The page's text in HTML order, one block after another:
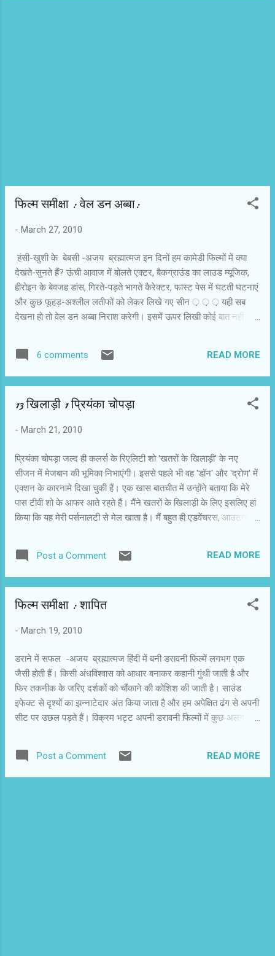
फिल्‍म समीक्षा : वेल डन अब्बा:
- March 27, 2010
हंसी-खुशी के बेबसी -अजय ब्रह्मात्‍मज इन दिनों हम कामेडी फिल्मों में क्या
देखते-सुनते हैं? ऊंची आवाज में बोलते एक्टर, बैकग्राउंड का लाउड म्यूजिक,
हीरोइन के बेवजह डांस, गिरते-पड़ते भागते कैरेक्टर, फास्ट पेस में घटती घटनाएं
और कुछ फूहड़-अश्लील लतीफों को लेकर लिखे गए सीन ़ ़ ़ यही सब
देखना हो तो वेल डन अब्बा निराश करेगी। इसमें ऊपर लिखी कोई बात नहीं है,
का वायरस कैसे नेक इरादों की योजनाओं को निगल रहा है। श्याम बेनेगल ने
बावड़ी (कुआं) के बहाने देश की डेमोक्रेसी को कतर रहे करप्शन को उद्घाटित
किया है। उन्होंने आम आदमी की आदत बन रही तकलीफ को जाहिर किया है।
छुट्टी लेकर गांव जाता है। गांव से वह तीन महीनों के बाद नौकरी पर लौटता है
गांव में अपने साथ घटी घटनाएं सुनाता है और हमारे सामने क्रमवार दृश्य खुलने
बावड़ी के लिए आवे...
6 comments READ MORE
13 खिलाड़ी 1 प्रियंका चोपड़ा
- March 21, 2010
प्रियंका चोपड़ा जल्द ही कलर्स के रिएलिटी शो 'खतरों के खिलाड़ी' के नए
सीजन में मेजबान की भूमिका निभाएंगी। इससे पहले भी वह 'डॉन' और 'द्रोण' में
एक्शन के कारनामे दिखा चुकी हैं। एक खास बातचीत में उन्होंने बताया कि मेरे
पास टीवी शो के आफर आते रहते हैं। मैंने खतरों के खिलाड़ी के लिए इसलिए हां
किया कि यह मेरी पर्सनालटी से मेल खाता है। मैं बहुत ही एडवेंचरस, आउटगोइंग
मुझे सिर्फ उसे आगे लेकर जाना है। प्रियंका बताती हैं कि मैं अभी 'डॉन-2' की
तैयारी कर रही हूं। उसमें भी काफी एक्शन है। फिल्मों के एक्शन एसपीरिएंस मेरे
होगा। इस बार शो को रोमांचक बनाने के लिए प्रतियोगियों के रूप में 13 भारतीय
इसलिए खतरों का लेवल ऊंचा रहेगा। कुछ स्टंट तो मैं खुद भी करूंगी ताकि
Post a Comment READ MORE
फिल्‍म समीक्षा : शापित
- March 19, 2010
डराने में सफल -अजय ब्रह्मात्‍मज हिंदी में बनी डरावनी फिल्में लगभग एक
जैसी होती हैं। किसी अंधविश्वास को आधार बनाकर कहानी गुंथी जाती है और
फिर तकनीक के जरिए दर्शकों को चौंकाने की कोशिश की जाती है। साउंड
इफेक्ट से दृश्यों का झन्नाटेदार अंत किया जाता है और हम अपेक्षित ढंग से अपनी
सीट पर उछल पड़ते हैं। विक्रम भट्ट अपनी डरावनी फिल्मों में कुछ अलग
प्रेमिका काया के परिवार को मिले पुराने शाप को खत्म करने के लिए आत्मा की
तलाश में निकलता है। इस खोज में डॉ ़पशुपति उसके साथ हैं। पता चलता है
किएक दुष्ट आत्मा सदियों पहले दिए अभिशाप की रक्षा कर रही है। उस आत्मा
Post a Comment READ MORE